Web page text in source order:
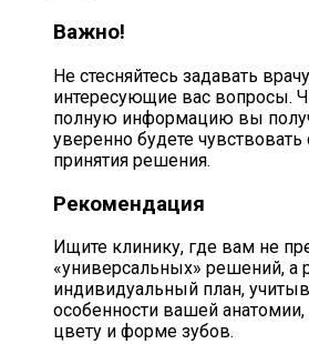
Важно!
Не стесняйтесь задавать
интересующие вас вопросы.
полную информацию вы
уверенно будете
принятия решения.
Рекомендация
Ищите клинику, где вам не
«универсальных» решений, а
индивидуальный план,
особенности вашей
цвету и форме зубов.